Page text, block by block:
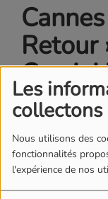
Les
collectons
Nous utilisons des
fonctionnalités
l'expérience de nos
Retour
Corsini
sur la